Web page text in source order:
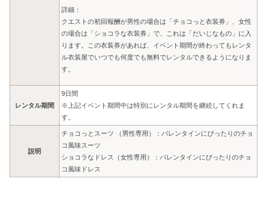
詳細：
クエストの初回報酬が男性の場合は「チョコっと衣装券」、女性
の場合は「ショコラな衣装券」で、これは「だいじなもの」に入
ります。この衣装券があれば、イベント期間が終わってもレンタ
ル衣装屋でいつでも何度でも無料でレンタルできるようになりま
す。
レンタル期間
9日間
※上記イベント期間中は特別にレンタル期間を継続してくれま
す。
説明
チョコっとスーツ （男性専用）：バレンタインにぴったりのチョ
コ風味スーツ
ショコラなドレス（女性専用）：バレンタインにぴったりのチョ
コ風味ドレス